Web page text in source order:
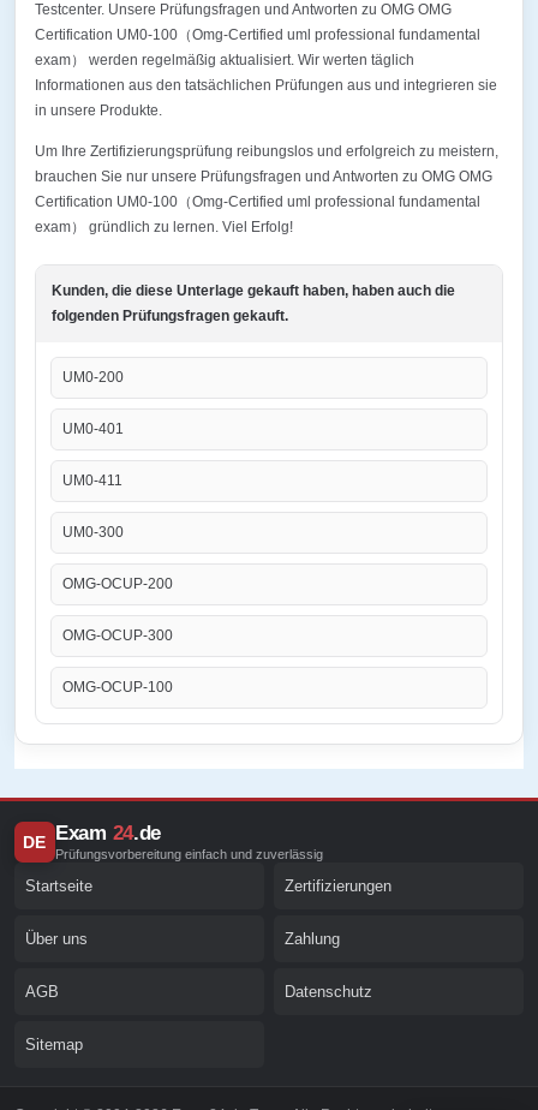
Testcenter. Unsere Prüfungsfragen und Antworten zu OMG OMG
Certification UM0-100（Omg-Certified uml professional fundamental
exam） werden regelmäßig aktualisiert. Wir werten täglich
Informationen aus den tatsächlichen Prüfungen aus und integrieren sie
in unsere Produkte.
Um Ihre Zertifizierungsprüfung reibungslos und erfolgreich zu meistern,
brauchen Sie nur unsere Prüfungsfragen und Antworten zu OMG OMG
Certification UM0-100（Omg-Certified uml professional fundamental
exam） gründlich zu lernen. Viel Erfolg!
Kunden, die diese Unterlage gekauft haben, haben auch die
folgenden Prüfungsfragen gekauft.
UM0-200
UM0-401
UM0-411
UM0-300
OMG-OCUP-200
OMG-OCUP-300
OMG-OCUP-100
DE Exam 24.de
Prüfungsvorbereitung einfach und zuverlässig
Startseite Zertifizierungen
Über uns Zahlung
AGB Datenschutz
Sitemap